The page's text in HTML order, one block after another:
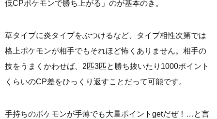
低CPポケモンで勝ち上がる」のが基本のき。
草タイプに炎タイプをぶつけるなど、タイプ相性次第では
格上ポケモンが相手でもそれほど怖くありません。相手の
技をうまくかわせば、2匹3匹と勝ち抜いたり1000ポイント
くらいのCP差をひっくり返すことだって可能です。
手持ちのポケモンが手薄でも大量ポイントgetだぜ！…と言